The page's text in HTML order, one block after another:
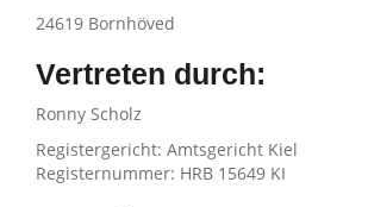
24619 Bornhöved
Vertreten durch:
Ronny Scholz
Registergericht: Amtsgericht Kiel
Registernummer: HRB 15649 KI